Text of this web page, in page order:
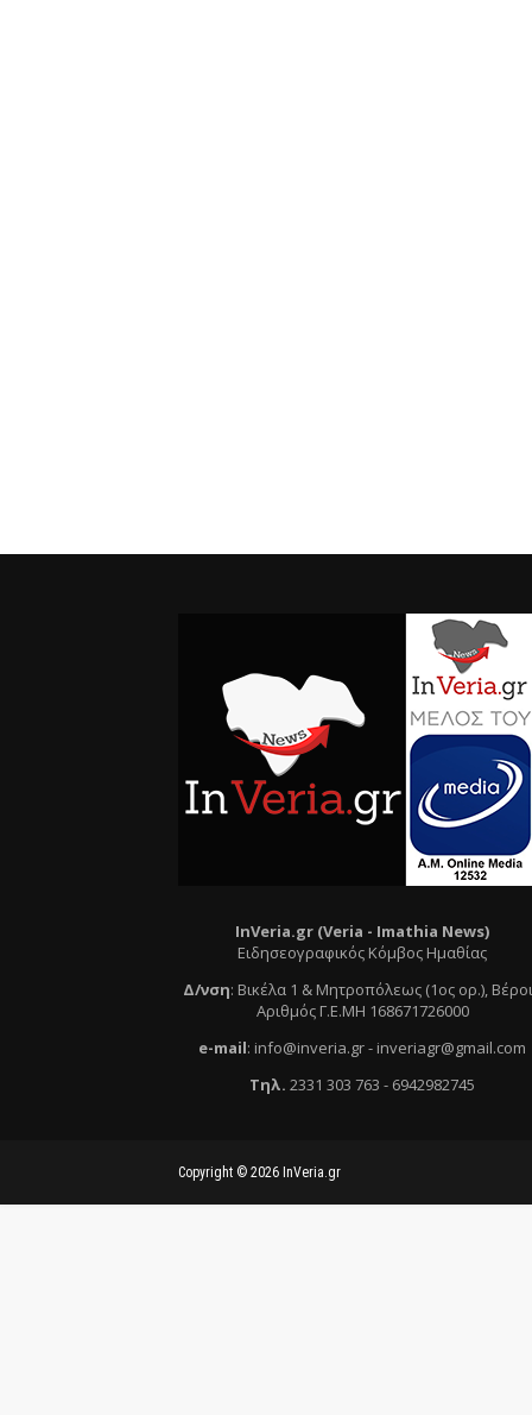
InVeria.gr (Veria - Ιmathia News)
Ειδησεογραφικός Κόμβος Ημαθίας
Δ/νση: Βικέλα 1 & Μητροπόλεως (1ος ορ.),
Αριθμός Γ.Ε.ΜΗ 168671726000
e-mail: info@inveria.gr- inveriagr@gmail.com
Τηλ. 2331 303 763 - 6942982745
Copyright © 2026 InVeria.gr